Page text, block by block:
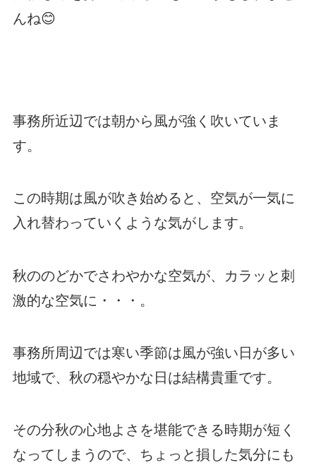
んね😊
事務所近辺では朝から風が強く吹いていま
す。
この時期は風が吹き始めると、空気が一気に
入れ替わっていくような気がします。
秋ののどかでさわやかな空気が、カラッと刺
激的な空気に・・・。
事務所周辺では寒い季節は風が強い日が多い
地域で、秋の穏やかな日は結構貴重です。
その分秋の心地よさを堪能できる時期が短く
なってしまうので、ちょっと損した気分にも